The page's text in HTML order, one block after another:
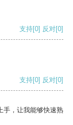
支持[0] 反对[0]
支持[0] 反对[0]
手，让我能够快速熟